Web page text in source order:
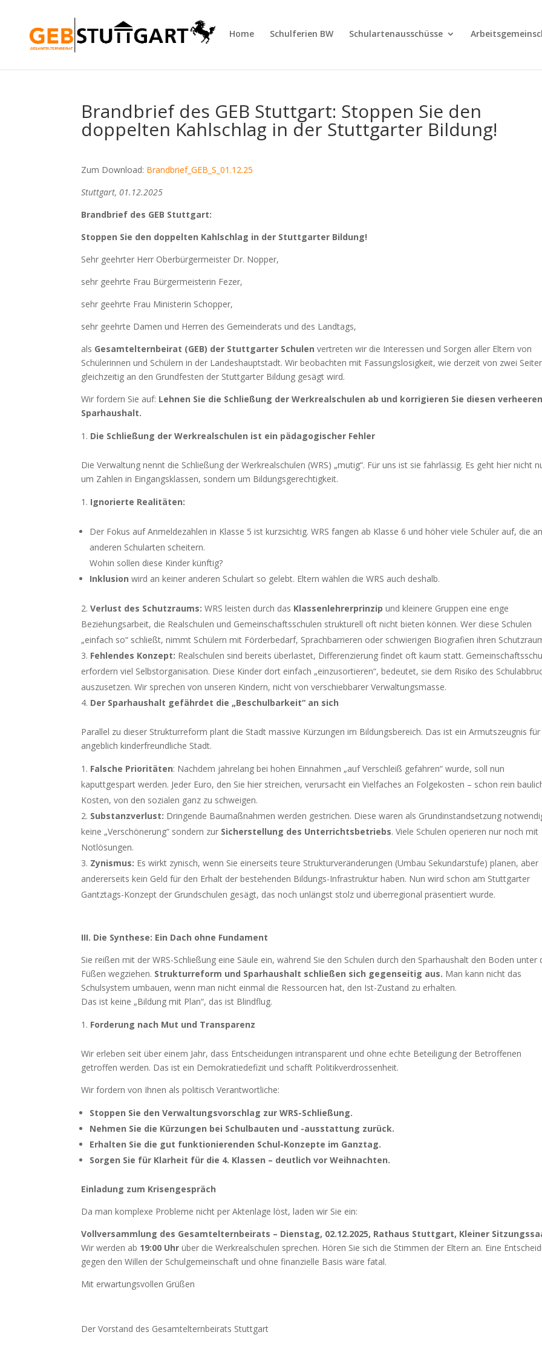
Home Schulferien BW Schulartenausschüsse
Brandbrief des GEB Stuttgart: Stoppen Sie den
doppelten Kahlschlag in der Stuttgarter Bildung!
Zum Download: Brandbrief_GEB_S_01.12.25
Stuttgart, 01.12.2025
Brandbrief des GEB Stuttgart:
Stoppen Sie den doppelten Kahlschlag in der Stuttgarter Bildung!
Sehr geehrter Herr Oberbürgermeister Dr. Nopper,
sehr geehrte Frau Bürgermeisterin Fezer,
sehr geehrte Frau Ministerin Schopper,
sehr geehrte Damen und Herren des Gemeinderats und des Landtags,
als Gesamtelternbeirat (GEB) der Stuttgarter Schulen vertreten wir die Interessen und Sorgen aller Eltern von
Schülerinnen und Schülern in der Landeshauptstadt. Wir beobachten mit Fassungslosigkeit, wie derzeit von zwei
gleichzeitig an den Grundfesten der Stuttgarter Bildung gesägt wird.
Wir fordern Sie auf: Lehnen Sie die Schließung der Werkrealschulen ab und korrigieren Sie diesen
Sparhaushalt.
Die Schließung der Werkrealschulen ist ein pädagogischer Fehler
Die Verwaltung nennt die Schließung der Werkrealschulen (WRS) „mutig“. Für uns ist sie fahrlässig. Es geht hier nicht
um Zahlen in Eingangsklassen, sondern um Bildungsgerechtigkeit.
Ignorierte Realitäten:
Der Fokus auf Anmeldezahlen in Klasse 5 ist kurzsichtig. WRS fangen ab Klasse 6 und höher viele Schüler auf, die an
anderen Schularten scheitern.
Wohin sollen diese Kinder künftig?
Inklusion wird an keiner anderen Schulart so gelebt. Eltern wählen die WRS auch deshalb.
Verlust des Schutzraums:WRS leisten durch das Klassenlehrerprinzipund kleinere Gruppen eine enge
Beziehungsarbeit, die Realschulen und Gemeinschaftsschulen strukturell oft nicht bieten können. Wer diese Schulen
„einfach so“ schließt, nimmt Schülern mit Förderbedarf, Sprachbarrieren oder schwierigen Biografien ihren
Fehlendes Konzept: Realschulen sind bereits überlastet, Differenzierung findet oft kaum statt.
erfordern viel Selbstorganisation. Diese Kinder dort einfach „einzusortieren“, bedeutet, sie dem Risiko des
auszusetzen. Wir sprechen von unseren Kindern, nicht von verschiebbarer Verwaltungsmasse.
Der Sparhaushalt gefährdet die „Beschulbarkeit“ an sich
Parallel zu dieser Strukturreform plant die Stadt massive Kürzungen im Bildungsbereich. Das ist ein Armutszeugnis für
angeblich kinderfreundliche Stadt.
Falsche Prioritäten: Nachdem jahrelang bei hohen Einnahmen „auf Verschleiß gefahren“ wurde, soll nun
kaputtgespart werden. Jeder Euro, den Sie hier streichen, verursacht ein Vielfaches an Folgekosten – schon rein
Kosten, von den sozialen ganz zu schweigen.
Substanzverlust: Dringende Baumaßnahmen werden gestrichen. Diese waren als Grundinstandsetzung
keine „Verschönerung“ sondern zur Sicherstellung des Unterrichtsbetriebs. Viele Schulen operieren nur noch mit
Notlösungen.
Zynismus: Es wirkt zynisch, wenn Sie einerseits teure Strukturveränderungen (Umbau Sekundarstufe) planen, aber
andererseits kein Geld für den Erhalt der bestehenden Bildungs-Infrastruktur haben. Nun wird schon am Stuttgarter
Gantztags-Konzept der Grundschulen gesägt, das noch unlängst stolz und überregional präsentiert wurde.
III. Die Synthese: Ein Dach ohne Fundament
Sie reißen mit der WRS-Schließung eine Säule ein, während Sie den Schulen durch den Sparhaushalt den Boden unter
Füßen wegziehen. Strukturreform und Sparhaushalt schließen sich gegenseitig aus. Man kann nicht das
Schulsystem umbauen, wenn man nicht einmal die Ressourcen hat, den Ist-Zustand zu erhalten.
Das ist keine „Bildung mit Plan“, das ist Blindflug.
Forderung nach Mut und Transparenz
Wir erleben seit über einem Jahr, dass Entscheidungen intransparent und ohne echte Beteiligung der Betroffenen
getroffen werden. Das ist ein Demokratiedefizit und schafft Politikverdrossenheit.
Wir fordern von Ihnen als politisch Verantwortliche:
Stoppen Sie den Verwaltungsvorschlag zur WRS-Schließung.
Nehmen Sie die Kürzungen bei Schulbauten und -ausstattung zurück.
Erhalten Sie die gut funktionierenden Schul-Konzepte im Ganztag.
Sorgen Sie für Klarheit für die 4. Klassen – deutlich vor Weihnachten.
Einladung zum Krisengespräch
Da man komplexe Probleme nicht per Aktenlage löst, laden wir Sie ein:
Vollversammlung des Gesamtelternbeirats – Dienstag, 02.12.2025, Rathaus Stuttgart, Kleiner
Wir werden ab 19:00 Uhr über die Werkrealschulen sprechen. Hören Sie sich die Stimmen der Eltern an. Eine
gegen den Willen der Schulgemeinschaft und ohne finanzielle Basis wäre fatal.
Mit erwartungsvollen Grüßen
Der Vorstand des Gesamtelternbeirats Stuttgart